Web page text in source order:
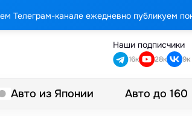
Телеграм-канале ежедневно публикуем
Наши подписчики
16к 28к 9к
Авто из Японии Авто до 160